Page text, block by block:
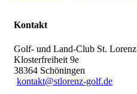
Kontakt
Golf- und Land-Club St. Lorenz
Klosterfreiheit 9e
38364 Schöningen
kontakt@stlorenz-golf.de